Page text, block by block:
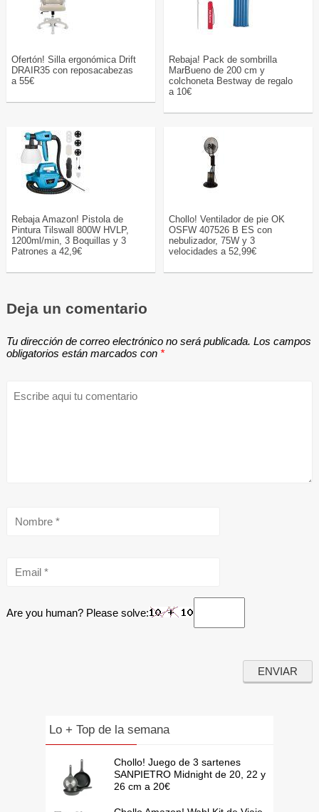
Ofertón! Silla ergonómica Drift
DRAIR35 con reposacabezas
a 55€
Rebaja! Pack de sombrilla
MarBueno de 200 cm y
colchoneta Bestway de regalo
a 10€
Rebaja Amazon! Pistola de
Pintura Tilswall 800W HVLP,
1200ml/min, 3 Boquillas y 3
Patrones a 42,9€
Chollo! Ventilador de pie OK
OSFW 407526 B ES con
nebulizador, 75W y 3
velocidades a 52,99€
Deja un comentario
Tu dirección de correo electrónico no será publicada. Los campos
obligatorios están marcados con *
Are you human? Please solve:
Lo + Top de la semana
Chollo! Juego de 3 sartenes
SANPIETRO Midnight de 20, 22 y
26 cm a 20€